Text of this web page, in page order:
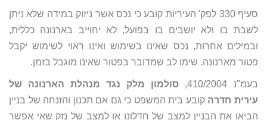
סעיף 330 לפק' העיריות קובע כי נכס אשר ניזוק במידה שלא ניתן
לשבת בו ולא יושבים בו בפועל, לא יחוייב בארנונה כללית,
ובמילים אחרות, נכס שאינו בשימוש ואינו ראוי לשימוש יקבל
פטור מארנונה. שימו לב שמדובר בפטור שאינו מוגבל בזמן.
בעמ"נ 410/2004,
סולמון מלק נגד מנהלת הארנונה של
עירית חדרה קובע בית המשפט כי גם אם תכנון והזנחה של בניין
הביאו את הבניין למצב של חדלונו או למצב של נזק שאי אפשר